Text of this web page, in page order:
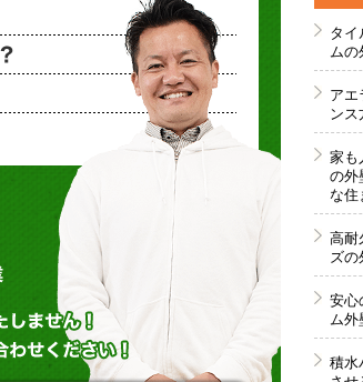
タイ
ムの
アエ
ンス
家も
の外
な住
高耐
ズの
安心
ム外
積水
小さな塗装工事
相見積もりで検
概算金額を教え
など、お気軽に
0120-71-8008
営業時間 : 午前９時～午後６時 土祝も営業
無料診断やお問い合わせされて